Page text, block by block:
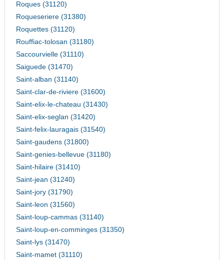
Roques (31120)
Roqueseriere (31380)
Roquettes (31120)
Rouffiac-tolosan (31180)
Saccourvielle (31110)
Saiguede (31470)
Saint-alban (31140)
Saint-clar-de-riviere (31600)
Saint-elix-le-chateau (31430)
Saint-elix-seglan (31420)
Saint-felix-lauragais (31540)
Saint-gaudens (31800)
Saint-genies-bellevue (31180)
Saint-hilaire (31410)
Saint-jean (31240)
Saint-jory (31790)
Saint-leon (31560)
Saint-loup-cammas (31140)
Saint-loup-en-comminges (31350)
Saint-lys (31470)
Saint-mamet (31110)